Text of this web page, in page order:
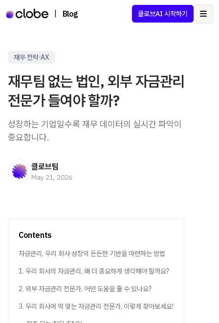
Blog 클로브AI 시작하기
재무 전략·AX
재무팀 없는 법인, 외부 자금관리
전문가 들여야 할까?
성장하는 기업일수록 재무 데이터의 실시간 파악이
중요합니다.
클로브팀
May 21, 2026
Contents
자금관리, 우리 회사 성장의 든든한 기반을 마련하는 방법
1. 우리 회사의 자금관리, 왜 더 중요하게 생각해야 할까요?
2. 외부 자금관리 전문가, 어떤 도움을 줄 수 있나요?
3. 우리 회사에 딱 맞는 자금관리 전문가, 이렇게 찾아보세요!